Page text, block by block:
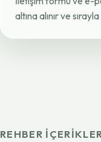
altına alınır ve
REHBER